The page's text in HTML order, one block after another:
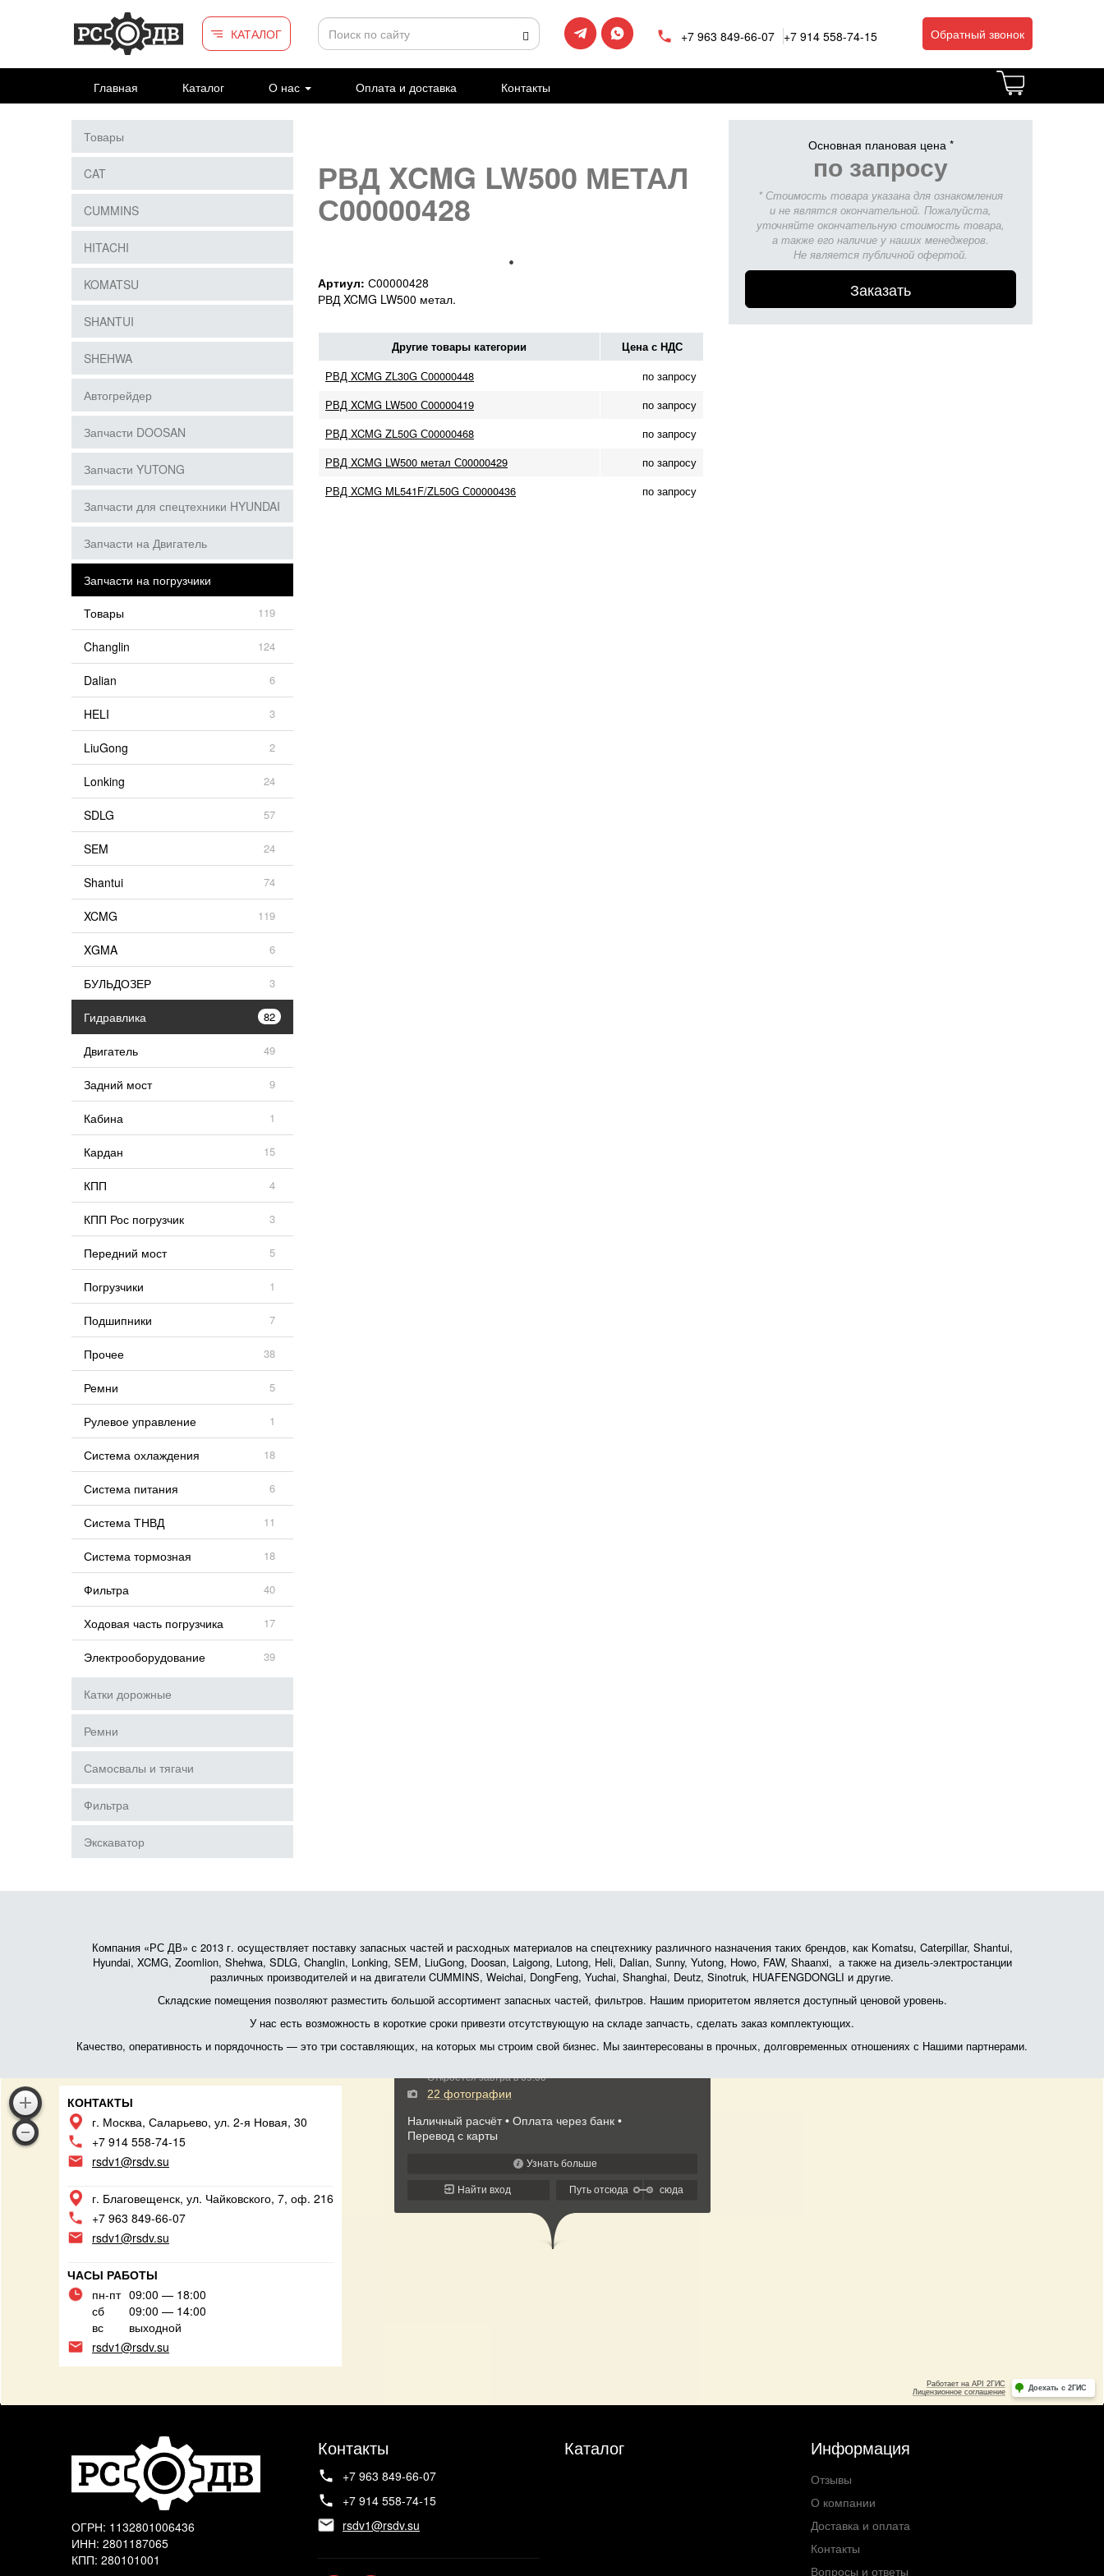
Перейти к основному содержанию
КАТАЛОГ
+7 963 849-66-07 +7 914 558-74-15 Обратный звонок
Главная Каталог О нас Оплата и доставка Контакты
РВД XCMG LW500 МЕТАЛ
С00000428
Артиул: С00000428
РВД XCMG LW500 метал.
Другие товары категории Цена с НДС
РВД XCMG ZL30G С00000448
по запросу
РВД XCMG LW500 С00000419
по запросу
РВД XCMG ZL50G С00000468
по запросу
РВД XCMG LW500 метал С00000429
по запросу
РВД XCMG ML541F/ZL50G С00000436
по запросу
Основная плановая цена *
по запросу
* Стоимость товара указана для ознакомления
и не являтся окончательной. Пожалуйста,
уточняйте окончательную стоимость товара,
а также его наличие у наших менеджеров.
Не является публичной офертой.
Заказать
Товары
CAT
CUMMINS
HITACHI
KOMATSU
SHANTUI
SHEHWA
Автогрейдер
Запчасти DOOSAN
Запчасти YUTONG
Запчасти для спецтехники HYUNDAI
Запчасти на Двигатель
Запчасти на погрузчики
Товары
119
Changlin 124
Dalian 6
HELI 3
LiuGong 2
Lonking 24
SDLG 57
SEM 24
Shantui 74
XCMG 119
XGMA 6
БУЛЬДОЗЕР 3
Гидравлика 82
Двигатель 49
Задний мост 9
Кабина 1
Кардан 15
КПП 4
КПП Рос погрузчик 3
Передний мост 5
Погрузчики 1
Подшипники 7
Прочее 38
Ремни 5
Рулевое управление 1
Система охлаждения 18
Система питания 6
Система ТНВД 11
Система тормозная 18
Фильтра 40
Ходовая часть погрузчика 17
Электрооборудование 39
Катки дорожные
Ремни
Самосвалы и тягачи
Фильтра
Экскаватор
Компания «РС ДВ» с 2013 г. осуществляет поставку запасных частей и расходных материалов на спецтехнику различного назначения таких брендов, как Komatsu, Caterpillar, Shantui,
Hyundai, XCMG, Zoomlion, Shehwa, SDLG, Changlin, Lonking, SEM, LiuGong, Doosan, Laigong, Lutong, Heli, Dalian, Sunny, Yutong, Howo, FAW, Shaanxi, а также на дизель-электростанции
различных производителей и на двигатели CUMMINS, Weichai, DongFeng, Yuchai, Shanghai, Deutz, Sinotruk, HUAFENGDONGLI и другие.
Складские помещения позволяют разместить большой ассортимент запасных частей, фильтров. Нашим приоритетом является доступный ценовой уровень.
У нас есть возможность в короткие сроки привезти отсутствующую на складе запчасть, сделать заказ комплектующих.
Качество, оперативность и порядочность — это три составляющих, на которых мы строим свой бизнес. Мы заинтересованы в прочных, долговременных отношениях с Нашими партнерами.
КОНТАКТЫ
г. Москва, Саларьево, ул. 2-я Новая, 30
+7 914 558-74-15
rsdv1@rsdv.su
г. Благовещенск, ул. Чайковского, 7, оф. 216
+7 963 849-66-07
rsdv1@rsdv.su
ЧАСЫ РАБОТЫ
пн-пт 09:00 — 18:00
сб
09:00 — 14:00
вс
выходной
rsdv1@rsdv.su
ОГРН: 1132801006436
ИНН: 2801187065
КПП: 280101001
Контакты
+7 963 849-66-07
+7 914 558-74-15
rsdv1@rsdv.su
Каталог Информация
Отзывы
О компании
Доставка и оплата
Контакты
Вопросы и ответы